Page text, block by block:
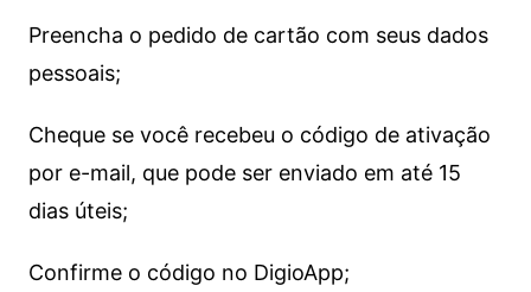
Preencha o pedido de cartão com seus dados
pessoais;
Cheque se você recebeu o código de ativação
por e-mail, que pode ser enviado em até 15
dias úteis;
Confirme o código no DigioApp;